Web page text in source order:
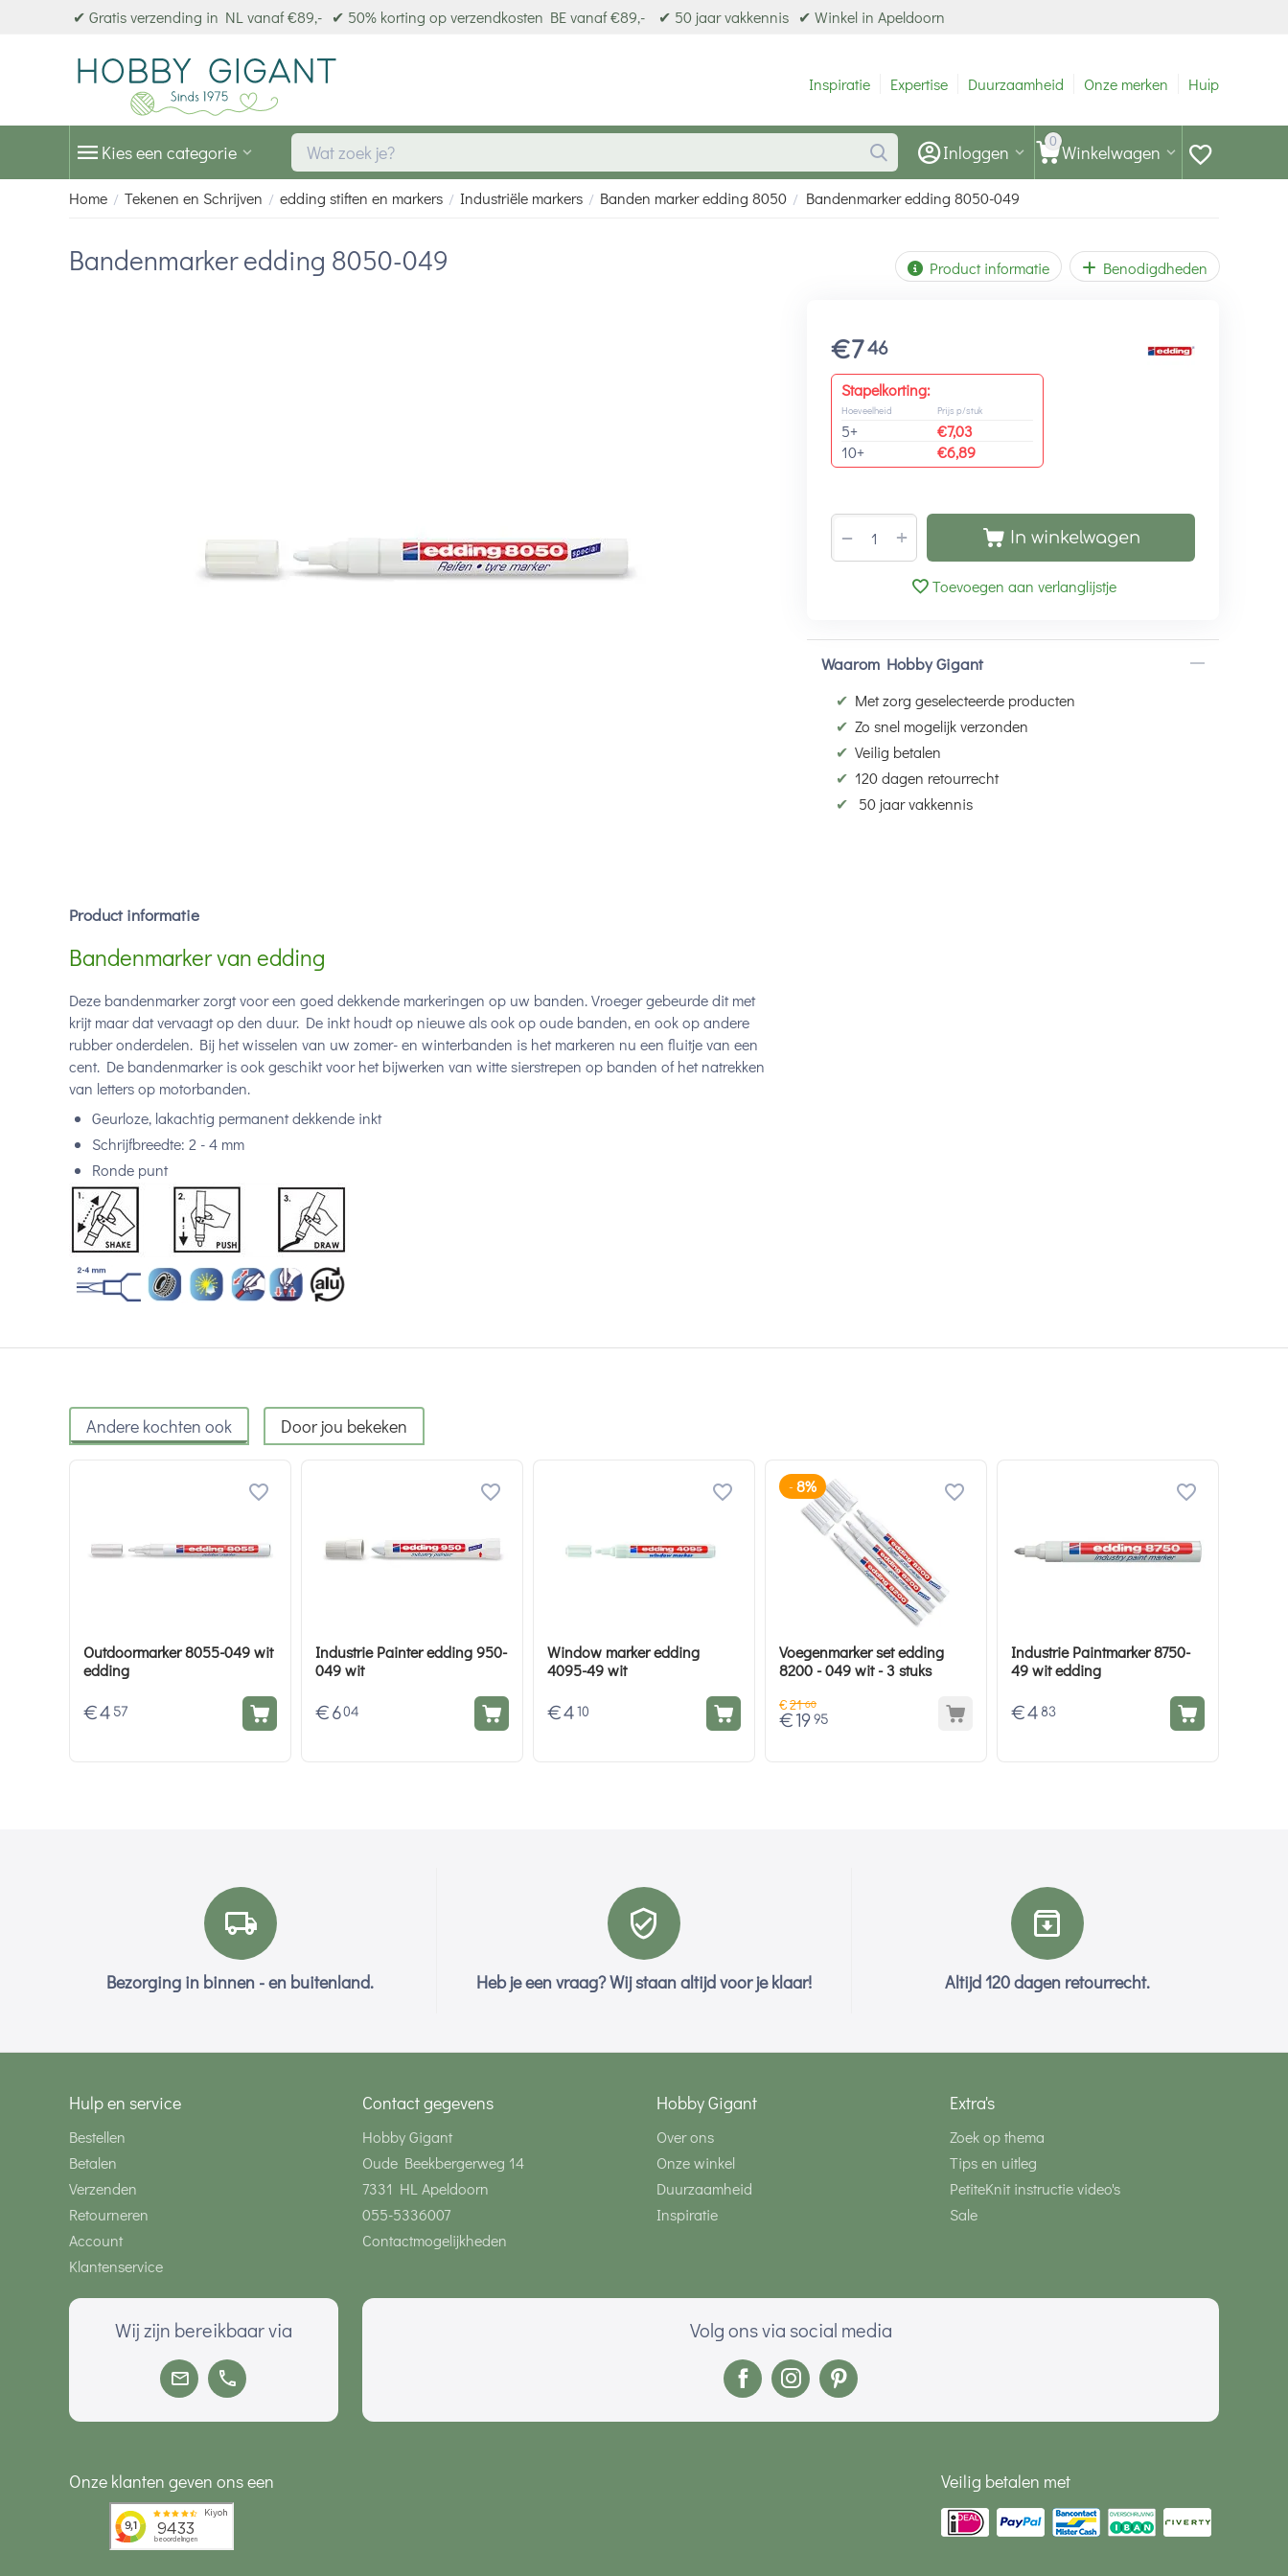
✔ Gratis verzending in NL vanaf €89,- ✔ 50% korting op verzendkosten BE vanaf €89,- ✔ 50 jaar vakkennis ✔ Winkel in Apeldoorn
Inspiratie Expertise Duurzaamheid Onze merken Hulp
Kies een categorie 0 Winkelwagen
Inloggen
Home / Tekenen en Schrijven / edding stiften en markers / Industriële markers / Banden marker edding 8050 / Bandenmarker edding 8050-049
Bandenmarker edding 8050-049 Product informatie Benodigdheden
€7 46
Stapelkorting:
Hoeveelheid
5+
10+
Prijs p/stuk
€7,03
€6,89
+
− In winkelwagen
Toevoegen aan verlanglijstje
Waarom Hobby Gigant
✔ Met zorg geselecteerde producten
✔ Zo snel mogelijk verzonden
✔ Veilig betalen
✔ 120 dagen retourrecht
✔
50 jaar vakkennis
Product informatie
Bandenmarker van edding
Deze bandenmarker zorgt voor een goed dekkende markeringen op uw banden. Vroeger gebeurde dit met
krijt maar dat vervaagt op den duur. De inkt houdt op nieuwe als ook op oude banden, en ook op andere
rubber onderdelen. Bij het wisselen van uw zomer- en winterbanden is het markeren nu een fluitje van een
cent. De bandenmarker is ook geschikt voor het bijwerken van witte sierstrepen op banden of het natrekken
van letters op motorbanden.
Geurloze, lakachtig permanent dekkende inkt
Schrijfbreedte: 2 - 4 mm
Ronde punt
Andere kochten ook Door jou bekeken
Outdoormarker 8055-049 wit
edding
€4 57
Industrie Painter edding 950-
049 wit
€ 6 04
Window marker edding
4095-49 wit
€4 10
- 8%
Voegenmarker set edding
8200 - 049 wit - 3 stuks
€21 60
€19 95
Industrie Paintmarker 8750-
49 wit edding
€4 83
Bezorging in binnen - en buitenland. Heb je een vraag? Wij staan altijd voor je klaar! Altijd 120 dagen retourrecht.
Hulp en service
Bestellen
Betalen
Verzenden
Retourneren
Account
Klantenservice
Contact gegevens
Hobby Gigant
Oude Beekbergerweg 14
7331 HL Apeldoorn
055-5336007
Contactmogelijkheden
Hobby Gigant
Over ons
Onze winkel
Duurzaamheid
Inspiratie
Extra's
Zoek op thema
Tips en uitleg
PetiteKnit instructie video's
Sale
Wij zijn bereikbaar via Volg ons via social media
Onze klanten geven ons een Veilig betalen met